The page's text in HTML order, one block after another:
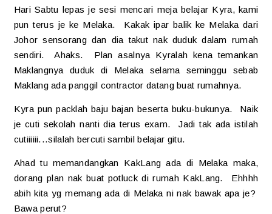
Hari Sabtu lepas je sesi mencari meja belajar Kyra, kami
pun terus je ke Melaka. Kakak ipar balik ke Melaka dari
Johor sensorang dan dia takut nak duduk dalam rumah
sendiri. Ahaks. Plan asalnya Kyralah kena temankan
Maklangnya duduk di Melaka selama seminggu sebab
Maklang ada panggil contractor datang buat rumahnya.
Kyra pun packlah baju bajan beserta buku-bukunya. Naik
je cuti sekolah nanti dia terus exam. Jadi tak ada istilah
cutiiiiii...silalah bercuti sambil belajar gitu.
Ahad tu memandangkan KakLang ada di Melaka maka,
dorang plan nak buat potluck di rumah KakLang. Ehhhh
abih kita yg memang ada di Melaka ni nak bawak apa je?
Bawa perut?